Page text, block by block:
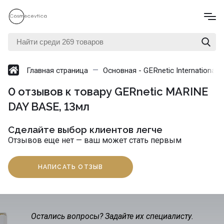
Главная страница Основная - GERnetic International
0 отзывов к товару GERnetic MARINE
DAY BASE, 13мл
Сделайте выбор клиентов легче
Отзывов еще нет — ваш может стать первым
НАПИСАТЬ ОТЗЫВ
Остались вопросы? Задайте их специалисту.